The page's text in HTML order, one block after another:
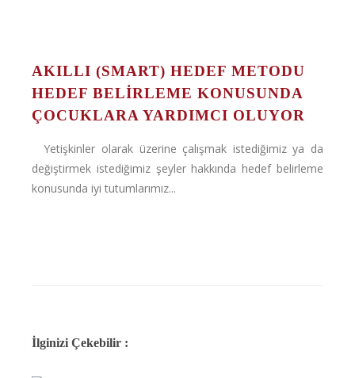
AKILLI (SMART) HEDEF METODU
HEDEF BELIRLEME KONUSUNDA
ÇOCUKLARA YARDIMCI OLUYOR
Yetişkinler olarak üzerine çalışmak istediğimiz ya da
değiştirmek istediğimiz şeyler hakkında hedef belirleme
konusunda iyi tutumlarımız...
İlginizi Çekebilir :